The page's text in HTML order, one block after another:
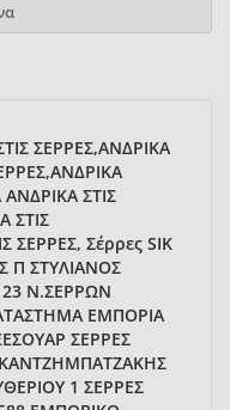
ΣΕΡΡΕΣ,ΑΝΔΡΙΚΑ
ΣΤΙΣ
ΣΤΙΣ
ΣΕΡΡΕΣ, Σέρρες SIK
Π ΣΤΥΛΙΑΝΟΣ
Ν.ΣΕΡΡΩΝ
ΕΜΠΟΡΙΑ
ΣΕΡΡΕΣ
ΚΑΝΤΖΗΜΠΑΤΖΑΚΗΣ
1 ΣΕΡΡΕΣ